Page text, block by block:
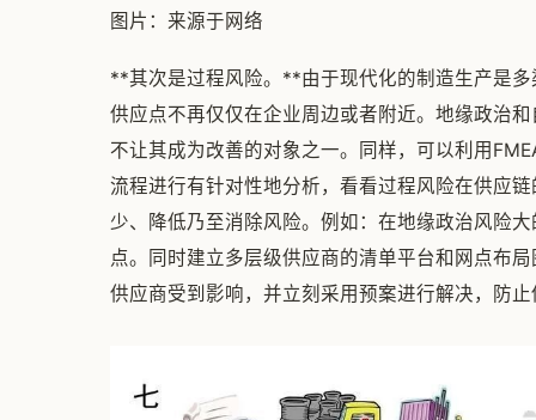
图片：来源于网络
**其次是过程风险。**由于现代化的制造生产是
供应点不再仅仅在企业周边或者附近。地缘政治
不让其成为改善的对象之一。同样，可以利用
流程进行有针对性地分析，看看过程风险在供应
少、降低乃至消除风险。例如：在地缘政治风险
点。同时建立多层级供应商的清单平台和网点布
供应商受到影响，并立刻采用预案进行解决，防